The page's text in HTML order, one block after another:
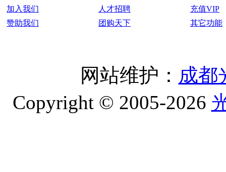
加入我们
赞助我们
人才招聘
团购天下
充值VIP
其它功能
网站维护： 成都
Copyright © 2005-2026